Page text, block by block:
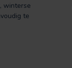
winterse
te